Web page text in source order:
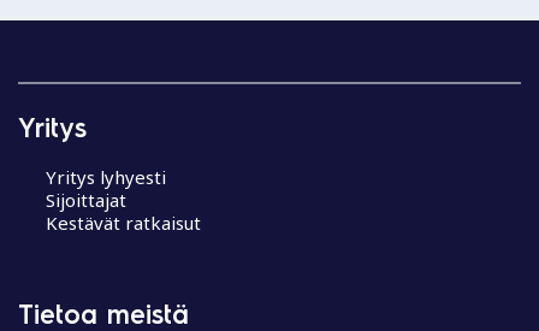
Yritys
Yritys lyhyesti
Sijoittajat
Kestävät ratkaisut
Tietoa meistä